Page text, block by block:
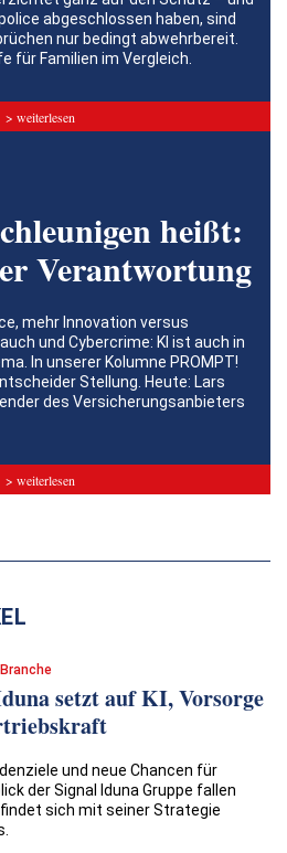
abgeschlossen haben, sind
nur bedingt abwehrbereit.
für Familien im Vergleich.
> weiterlesen
heißt:
Verantwortung
mehr Innovation versus
und Cybercrime: KI ist auch in
In unserer Kolumne PROMPT!
Stellung. Heute: Lars
des Versicherungsanbieters
> weiterlesen
Branche
setzt auf KI, Vorsorge
und neue Chancen für
der Signal Iduna Gruppe fallen
sich mit seiner Strategie